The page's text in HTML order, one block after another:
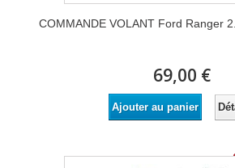
COMMANDE VOLANT Ford Ranger
69,00 €
Ajouter au panier